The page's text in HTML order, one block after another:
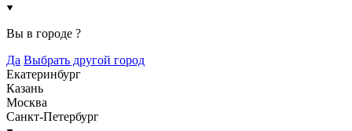
Вы в городе ?
Да Выбрать другой город
Екатеринбург
Казань
Москва
Санкт-Петербург